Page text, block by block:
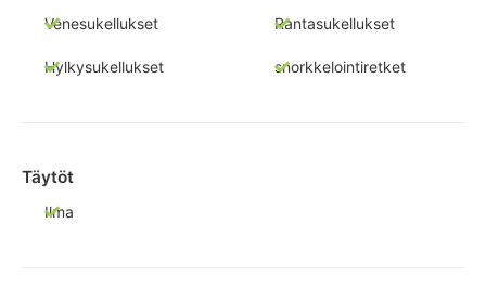
Venesukellukset Rantasukellukset
Hylkysukellukset snorkkelointiretket
Täytöt
Ilma